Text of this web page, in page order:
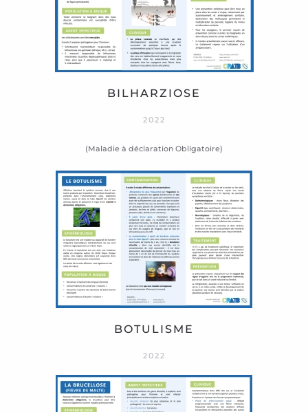
BILHARZIOSE
2022
(Maladie à déclaration Obligatoire)
BOTULISME
2022